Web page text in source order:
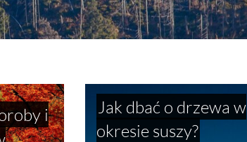
i
Jak dbać o drzewa w
okresie suszy?